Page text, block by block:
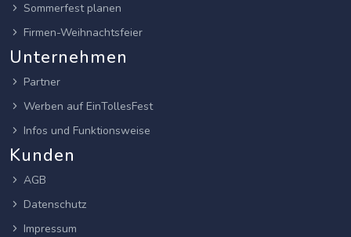
Sommerfest planen
Firmen-Weihnachtsfeier
Unternehmen
Partner
Werben auf EinTollesFest
Infos und Funktionsweise
Kunden
AGB
Datenschutz
Impressum